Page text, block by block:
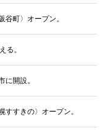
谷町〉オープン。
る。
に開設。
すすきの〉オープン。